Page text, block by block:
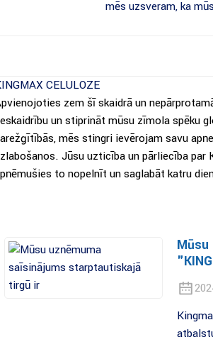
mēs uzsveram, ka
CELULOZE
zem šī skaidrā un
un stiprināt mūsu zīmola spēku
mēs stingri ievērojam savu
Jūsu uzticība un pārliecība
to nopelnīt un saglabāt katru